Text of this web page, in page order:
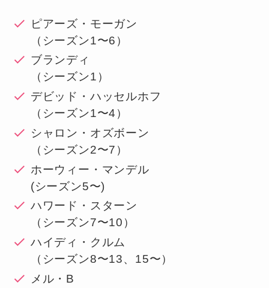
ピアーズ・モーガン
（シーズン1〜6）
ブランディ
（シーズン1）
デビッド・ハッセルホフ
（シーズン1〜4）
シャロン・オズボーン
（シーズン2〜7）
ホーウィー・マンデル
(シーズン5〜)
ハワード・スターン
（シーズン7〜10）
ハイディ・クルム
（シーズン8〜13、15〜）
メル・B